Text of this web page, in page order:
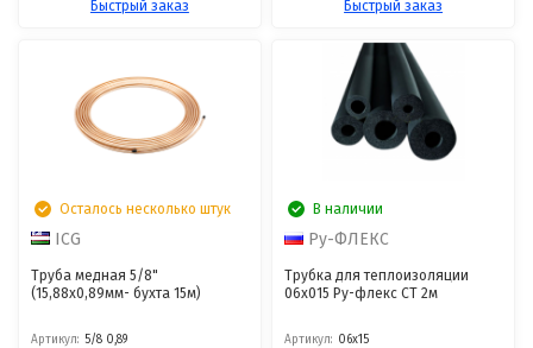
Быстрый заказ Быстрый заказ
Осталось несколько штук
ICG
Труба медная 5/8"
(15,88х0,89мм- бухта 15м)
Артикул: 5/8 0,89
В наличии
Ру-ФЛЕКС
Трубка для теплоизоляции
06х015 Ру-флекс СТ 2м
Артикул: 06х15